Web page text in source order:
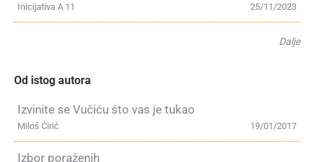
25/11/2023
Inicijativa A 11
Dalje
Od istog autora
Izvinite se Vučiću što vas je tukao
19/01/2017
Miloš Ćirić
Izbor poraženih